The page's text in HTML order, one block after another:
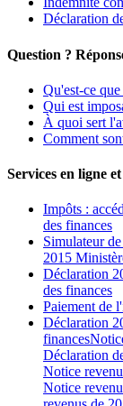
Déclaration
Question ?
Qu'est-ce
Qui est
À quoi sert
Comment
Services en ligne
Impôts :
des finances
Simulateur
2015
Déclaration
des finances
Paiement de
Déclaration
Déclaration
Notice
Notice